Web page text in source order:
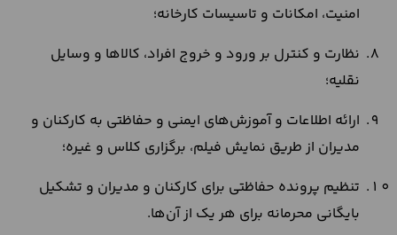
امنیت، امکانات و تاسیسات کارخانه؛
نظارت و کنترل بر ورود و خروج افراد، کالاها و وسایل
نقلیه؛
ارائه اطلاعات و آموزش‌های ایمنی و حفاظتی به کارکنان و
مدیران از طریق نمایش فیلم، برگزاری کلاس و غیره؛
تنظیم پرونده حفاظتی برای کارکنان و مدیران و تشکیل
بایگانی محرمانه برای هر یک از آن‌ها.